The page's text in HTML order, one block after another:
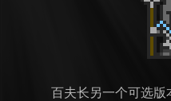
百夫长另一个可选